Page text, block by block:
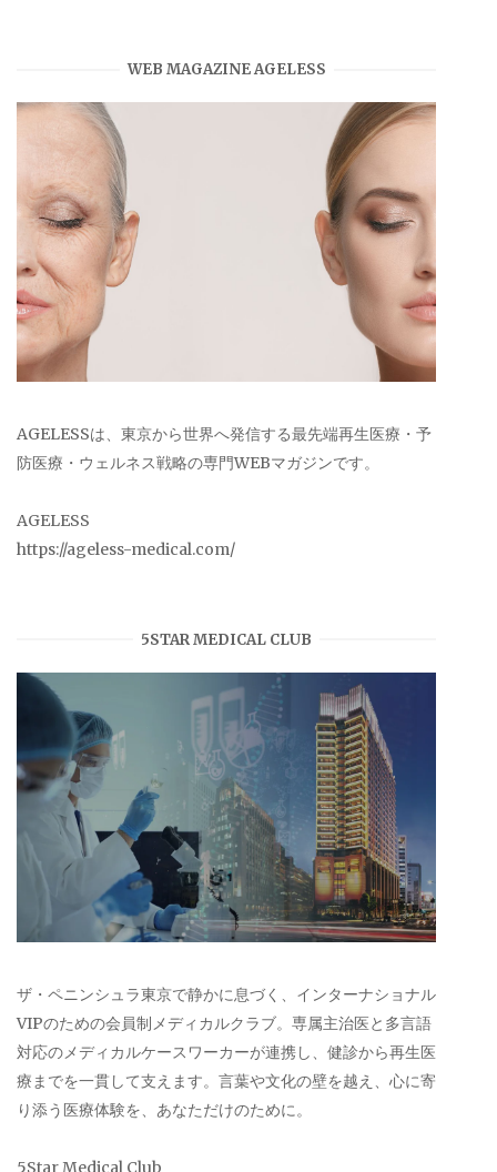
WEB MAGAZINE AGELESS
AGELESSは、東京から世界へ発信する最先端再生医療・予
防医療・ウェルネス戦略の専門WEBマガジンです。
AGELESS
https://ageless-medical.com/
5STAR MEDICAL CLUB
ザ・ペニンシュラ東京で静かに息づく、インターナショナル
VIPのための会員制メディカルクラブ。専属主治医と多言語
対応のメディカルケースワーカーが連携し、健診から再生医
療までを一貫して支えます。言葉や文化の壁を越え、心に寄
り添う医療体験を、あなただけのために。
5Star Medical Club